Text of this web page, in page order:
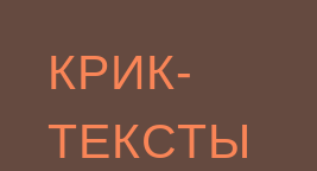
КРИК-
ТЕКСТЫ